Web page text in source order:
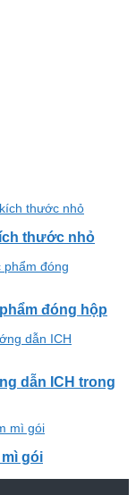
thước nhỏ
đóng hộp
dẫn ICH trong
gói